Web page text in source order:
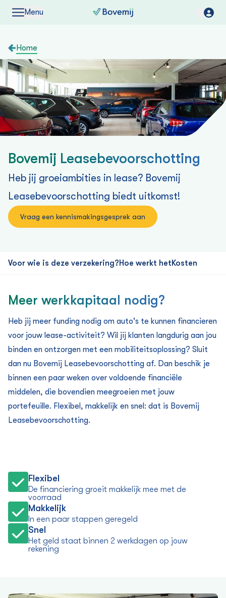
Menu
Home
Bovemij Leasebevoorschotting
Heb jij groeiambities in lease? Bovemij
Leasebevoorschotting biedt uitkomst!
Vraag een kennismakingsgesprek aan
Voor wie is deze verzekering?Hoe werkt hetKosten
Meer werkkapitaal nodig?
Heb jij meer funding nodig om auto's te kunnen financieren
voor jouw lease-activiteit? Wil jij klanten langdurig aan jou
binden en ontzorgen met een mobiliteitsoplossing? Sluit
dan nu Bovemij Leasebevoorschotting af. Dan beschik je
binnen een paar weken over voldoende financiële
middelen, die bovendien meegroeien met jouw
portefeuille. Flexibel, makkelijk en snel: dat is Bovemij
Leasebevoorschotting.
Flexibel
De financiering groeit makkelijk mee met de
voorraad
Makkelijk
In een paar stappen geregeld
Snel
Het geld staat binnen 2 werkdagen op jouw
rekening